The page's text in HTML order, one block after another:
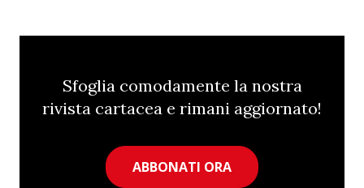
Sfoglia comodamente la nostra
rivista cartacea e rimani aggiornato!
ABBONATI ORA